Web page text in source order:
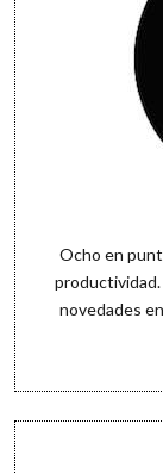
Ocho en
novedades en